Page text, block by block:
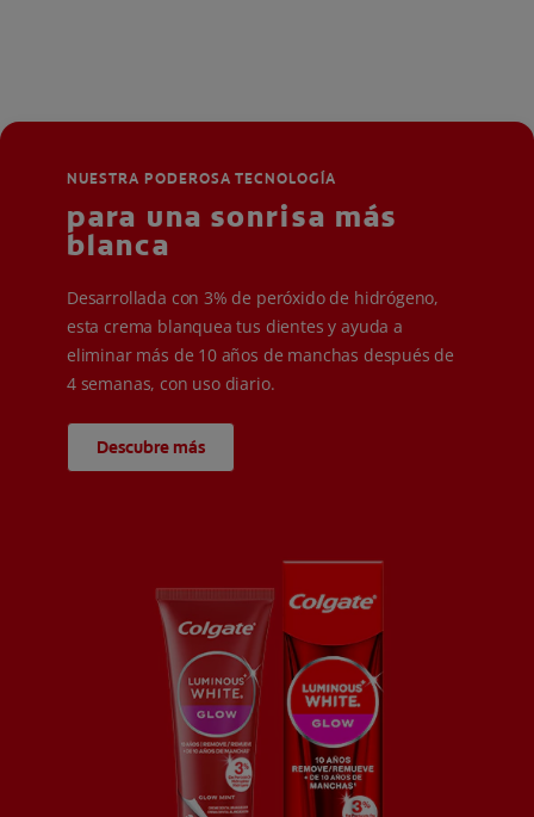
NUESTRA PODEROSA TECNOLOGÍA
para una sonrisa más
blanca
Desarrollada con 3% de peróxido de hidrógeno,
esta crema blanquea tus dientes y ayuda a
eliminar más de 10 años de manchas después de
4 semanas, con uso diario.
Descubre más